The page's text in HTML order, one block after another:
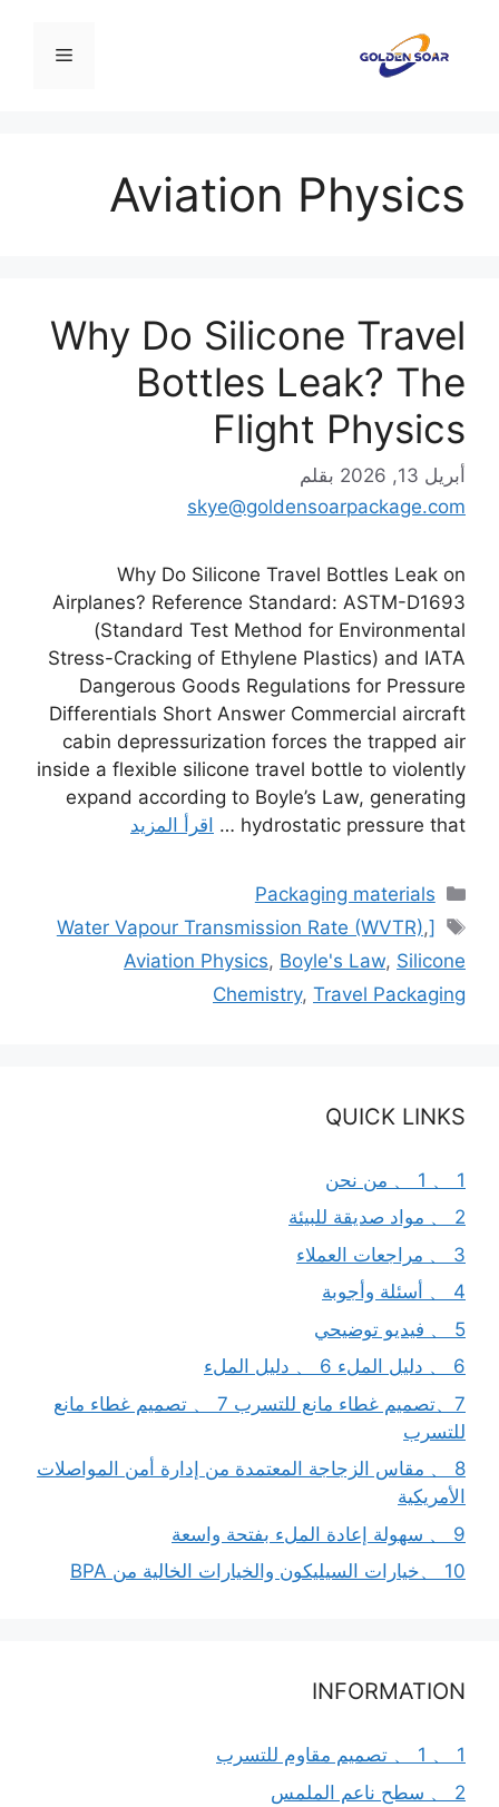
المحتوى
القائمة
Aviation Physics
Why Do Silicone Travel
Bottles Leak? The
Flight Physics
أبريل 13, 2026
بقلم
skye@goldensoarpackage.com
Why Do Silicone Travel Bottles Leak on
Airplanes? Reference Standard: ASTM-D1693
(Standard Test Method for Environmental
Stress-Cracking of Ethylene Plastics) and IATA
Dangerous Goods Regulations for Pressure
Differentials Short Answer Commercial aircraft
cabin depressurization forces the trapped air
inside a flexible silicone travel bottle to violently
expand according to Boyle’s Law, generating
hydrostatic pressure that …
اقرأ المزيد
التصنيفات
Packaging materials
الوسوم
[Water Vapour Transmission Rate (WVTR)
,
Aviation Physics, Boyle's Law, Silicone
Chemistry, Travel Packaging
QUICK LINKS
1 、 1 、 من نحن
2 、 مواد صديقة للبيئة
3 、 مراجعات العملاء
4 、 أسئلة وأجوبة
5 、 فيديو توضيحي
6 、 دليل الملء 6 、 دليل الملء
7、تصميم غطاء مانع للتسرب 7 、 تصميم غطاء مانع
للتسرب
8 、 مقاس الزجاجة المعتمدة من إدارة أمن المواصلات
الأمريكية
9 、 سهولة إعادة الملء بفتحة واسعة
10 、خيارات السيليكون والخيارات الخالية من BPA
INFORMATION
1 、 1 、 تصميم مقاوم للتسرب
2 、 سطح ناعم الملمس